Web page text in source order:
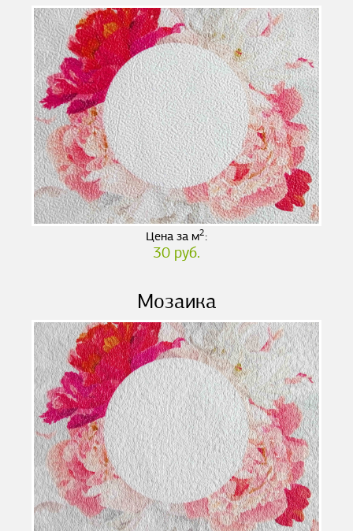
Цена за м2:
30 руб.
Мозаика